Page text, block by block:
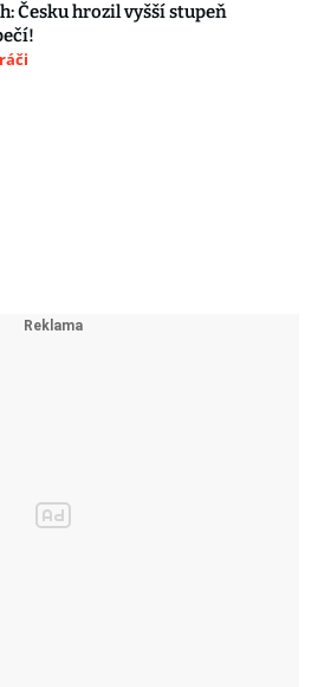
Česku hrozil vyšší stupeň